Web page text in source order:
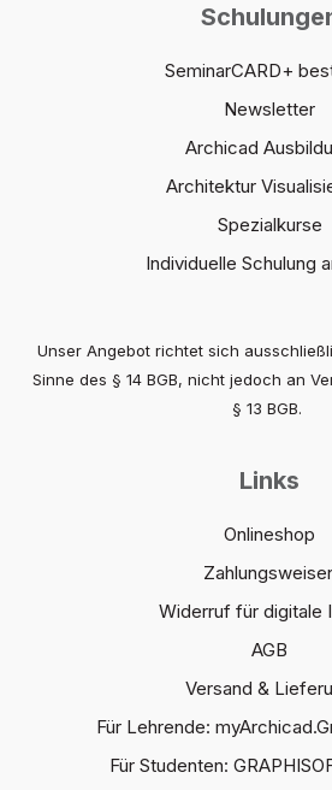
SeminarCARD+
Newsletter
Archicad
Architektur
Spezialkurse
Individuelle Schulung
Unser Angebot richtet sich
Sinne des § 14 BGB, nicht jedoch an
§ 13 BGB.
Links
Onlineshop
Widerruf für digitale
AGB
Versand &
Für Lehrende:
Für Studenten: